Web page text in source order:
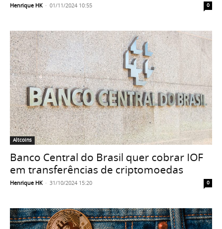
Henrique HK - 01/11/2024 10:55 0
Altcoins
Banco Central do Brasil quer cobrar IOF
em transferências de criptomoedas
Henrique HK - 31/10/2024 15:20 0